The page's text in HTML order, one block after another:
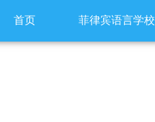
首页 菲律宾语言学校